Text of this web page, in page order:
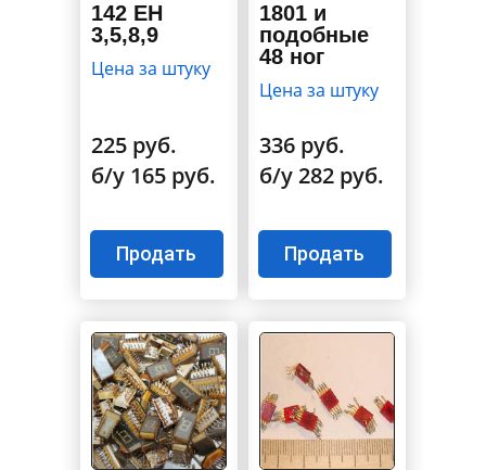
142 ЕН
3,5,8,9
Цена за штуку
225 руб.
б/у 165 руб.
Продать
1801 и
подобные
48 ног
Цена за штуку
336 руб.
б/у 282 руб.
Продать